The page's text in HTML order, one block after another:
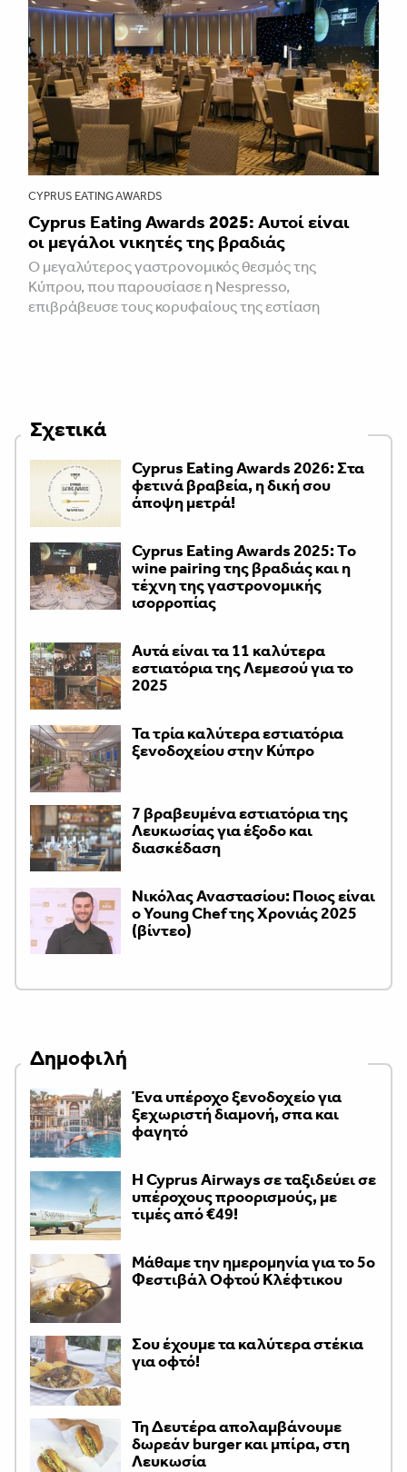
CYPRUS EATING AWARDS
Cyprus Eating Awards 2025: Aυτοί είναι
οι μεγάλοι νικητές της βραδιάς
Ο μεγαλύτερος γαστρονομικός θεσμός της
Κύπρου, που παρουσίασε η Nespresso,
επιβράβευσε τους κορυφαίους της εστίαση
Σχετικά
Cyprus Eating Awards 2026: Στα
φετινά βραβεία, η δική σου
άποψη μετρά!
Cyprus Eating Awards 2025: Τo
wine pairing της βραδιάς και η
τέχνη της γαστρονομικής
ισορροπίας
Αυτά είναι τα 11 καλύτερα
εστιατόρια της Λεμεσού για το
2025
Τα τρία καλύτερα εστιατόρια
ξενοδοχείου στην Κύπρο
7 βραβευμένα εστιατόρια της
Λευκωσίας για έξοδο και
διασκέδαση
Νικόλας Αναστασίου: Ποιος είναι
ο Young Chef της Χρονιάς 2025
(βίντεο)
Δημοφιλή
Ένα υπέροχο ξενοδοχείο για
ξεχωριστή διαμονή, σπα και
φαγητό
H Cyprus Airways σε ταξιδεύει σε
υπέροχους προορισμούς, με
τιμές από €49!
Μάθαμε την ημερομηνία για το 5ο
Φεστιβάλ Οφτού Κλέφτικου
Σου έχουμε τα καλύτερα στέκια
για οφτό!
Τη Δευτέρα απολαμβάνουμε
δωρεάν burger και μπίρα, στη
Λευκωσία